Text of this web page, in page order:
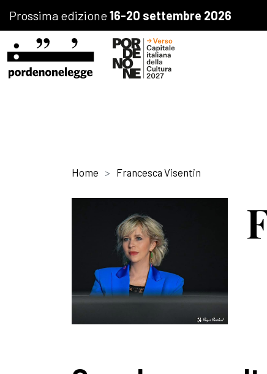
Prossima edizione16-20 settembre 2026
Home Francesca Visentin